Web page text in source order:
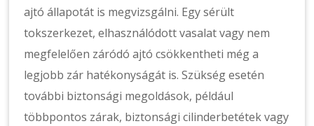
ajtó állapotát is megvizsgálni. Egy sérült
tokszerkezet, elhasználódott vasalat vagy nem
megfelelően záródó ajtó csökkentheti még a
legjobb zár hatékonyságát is. Szükség esetén
további biztonsági megoldások, például
többpontos zárak, biztonsági cilinderbetétek vagy